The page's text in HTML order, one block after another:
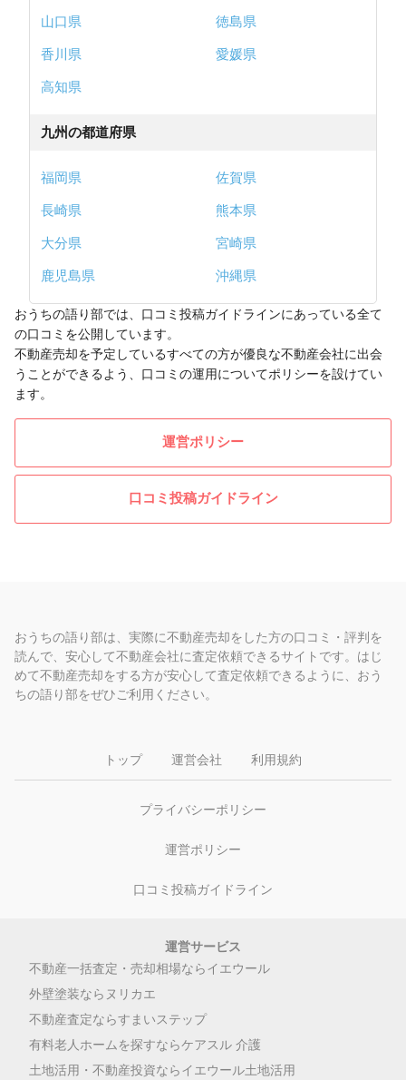
山口県
徳島県
香川県
愛媛県
高知県
九州の都道府県
福岡県
佐賀県
長崎県
熊本県
大分県
宮崎県
鹿児島県
沖縄県
おうちの語り部では、口コミ投稿ガイドラインにあっている全て
の口コミを公開しています。
不動産売却を予定しているすべての方が優良な不動産会社に出会
うことができるよう、口コミの運用についてポリシーを設けてい
ます。
運営ポリシー
口コミ投稿ガイドライン
おうちの語り部は、実際に不動産売却をした方の口コミ・評判を
読んで、安心して不動産会社に査定依頼できるサイトです。はじ
めて不動産売却をする方が安心して査定依頼できるように、おう
ちの語り部をぜひご利用ください。
トップ 運営会社 利用規約
プライバシーポリシー
運営ポリシー
口コミ投稿ガイドライン
運営サービス
不動産一括査定・売却相場ならイエウール
外壁塗装ならヌリカエ
不動産査定ならすまいステップ
有料老人ホームを探すならケアスル 介護
土地活用・不動産投資ならイエウール土地活用